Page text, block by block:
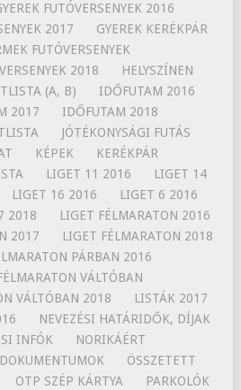
FUTÓVERSENYEK 2016
2017
GYEREK KERÉKPÁR
FUTÓVERSENYEK
2018
HELYSZÍNEN
(A, B)
IDŐFUTAM 2016
2017
IDŐFUTAM 2018
JÓTÉKONYSÁGI FUTÁS
KÉPEK
KERÉKPÁR
LIGET 11 2016
LIGET 14
LIGET 16 2016
LIGET 6 2016
2018
LIGET FÉLMARATON 2016
2017
LIGET FÉLMARATON 2018
PÁRBAN 2016
VÁLTÓBAN
VÁLTÓBAN 2018
LISTÁK 2017
NEVEZÉSI HATÁRIDŐK, DÍJAK
INFÓK
NORIKÁÉRT
ÖSSZETETT
OTP SZÉP KÁRTYA PARKOLÓK